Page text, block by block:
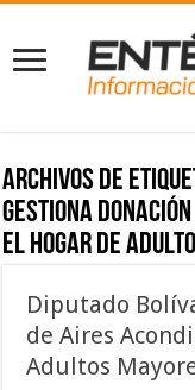
Archivos de
Gestiona
el Hogar de
Diputado
de Aires
Adultos